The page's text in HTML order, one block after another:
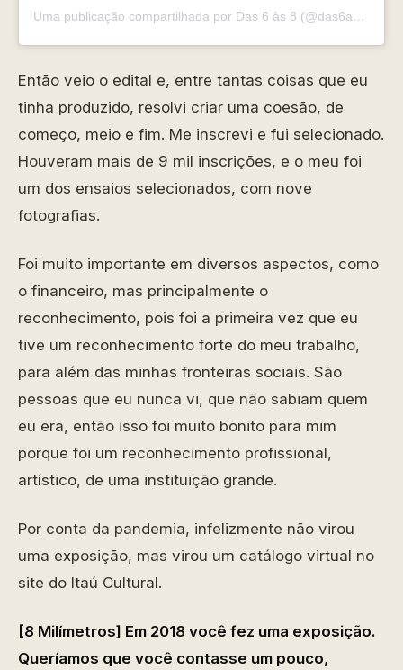
Uma publicação compartilhada por Das 6 às 8 (@das6as8)
Então veio o edital e, entre tantas coisas que eu
tinha produzido, resolvi criar uma coesão, de
começo, meio e fim. Me inscrevi e fui selecionado.
Houveram mais de 9 mil inscrições, e o meu foi
um dos ensaios selecionados, com nove
fotografias.
Foi muito importante em diversos aspectos, como
o financeiro, mas principalmente o
reconhecimento, pois foi a primeira vez que eu
tive um reconhecimento forte do meu trabalho,
para além das minhas fronteiras sociais. São
pessoas que eu nunca vi, que não sabiam quem
eu era, então isso foi muito bonito para mim
porque foi um reconhecimento profissional,
artístico, de uma instituição grande.
Por conta da pandemia, infelizmente não virou
uma exposição, mas virou um catálogo virtual no
site do Itaú Cultural.
[8 Milímetros] Em 2018 você fez uma exposição.
Queríamos que você contasse um pouco,